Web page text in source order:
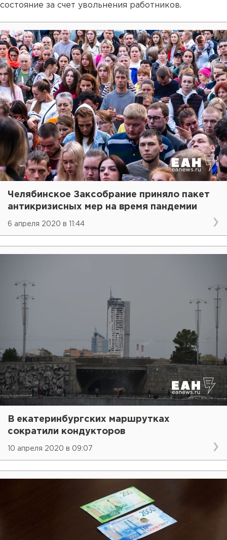
состояние за счет увольнения работников.
Челябинское Заксобрание приняло пакет
антикризисных мер на время пандемии
6 апреля 2020 в 11:44
В екатеринбургских маршрутках
сократили кондукторов
10 апреля 2020 в 09:07